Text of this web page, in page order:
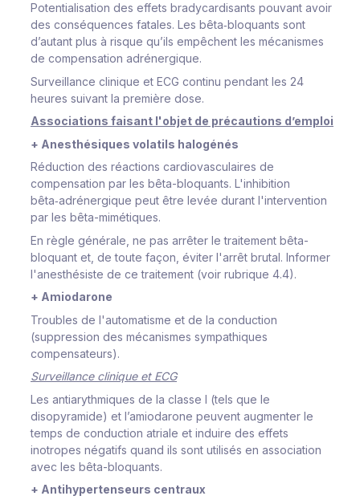
Potentialisation des effets bradycardisants pouvant avoir
des conséquences fatales. Les bêta‑bloquants sont
d’autant plus à risque qu’ils empêchent les mécanismes
de compensation adrénergique.
Surveillance clinique et ECG continu pendant les 24
heures suivant la première dose.
Associations faisant l'objet de précautions d’emploi
+ Anesthésiques volatils halogénés
Réduction des réactions cardiovasculaires de
compensation par les bêta-bloquants. L'inhibition
bêta‑adrénergique peut être levée durant l'intervention
par les bêta-mimétiques.
En règle générale, ne pas arrêter le traitement bêta-
bloquant et, de toute façon, éviter l'arrêt brutal. Informer
l'anesthésiste de ce traitement (voir rubrique 4.4).
+ Amiodarone
Troubles de l'automatisme et de la conduction
(suppression des mécanismes sympathiques
compensateurs).
Surveillance clinique et ECG
Les antiarythmiques de la classe I (tels que le
disopyramide) et l’amiodarone peuvent augmenter le
temps de conduction atriale et induire des effets
inotropes négatifs quand ils sont utilisés en association
avec les bêta-bloquants.
+ Antihypertenseurs centraux